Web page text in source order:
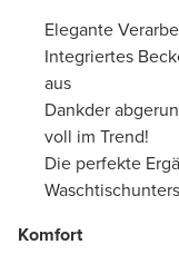
Elegante
Integriertes
aus
Dankder
voll im Trend!
Die perfekte
Komfort